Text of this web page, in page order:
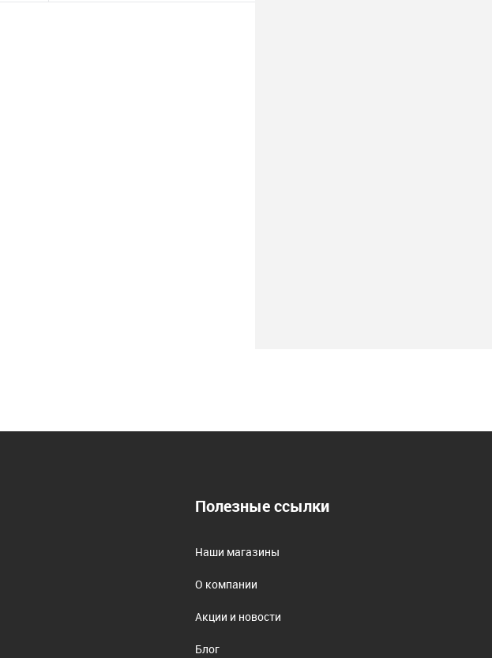
Полезные ссылки
Наши магазины
О компании
Акции и новости
Блог